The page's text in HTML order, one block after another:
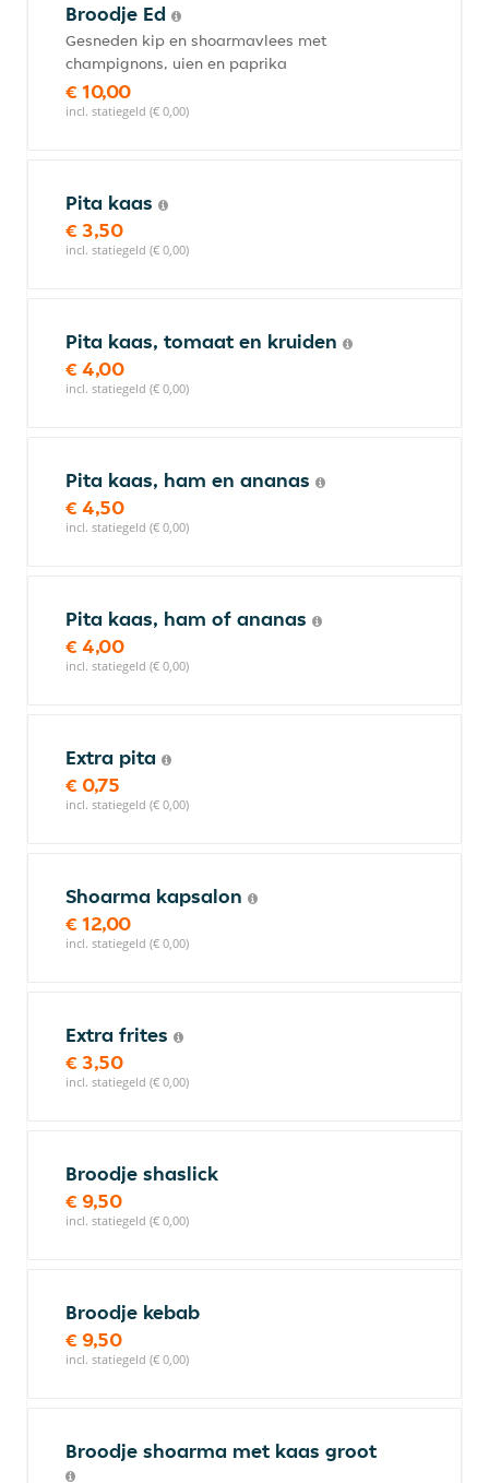
Broodje Ed
Gesneden kip en shoarmavlees met
champignons, uien en paprika
€ 10,00
incl. statiegeld (€ 0,00)
Pita kaas
€ 3,50
incl. statiegeld (€ 0,00)
Pita kaas, tomaat en kruiden
€ 4,00
incl. statiegeld (€ 0,00)
Pita kaas, ham en ananas
€ 4,50
incl. statiegeld (€ 0,00)
Pita kaas, ham of ananas
€ 4,00
incl. statiegeld (€ 0,00)
Extra pita
€ 0,75
incl. statiegeld (€ 0,00)
Shoarma kapsalon
€ 12,00
incl. statiegeld (€ 0,00)
Extra frites
€ 3,50
incl. statiegeld (€ 0,00)
Broodje shaslick
€ 9,50
incl. statiegeld (€ 0,00)
Broodje kebab
€ 9,50
incl. statiegeld (€ 0,00)
Broodje shoarma met kaas groot